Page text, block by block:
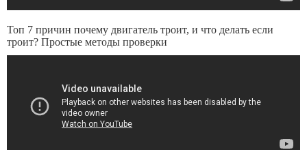
Топ 7 причин почему двигатель троит, и что делать если
троит? Простые методы проверки